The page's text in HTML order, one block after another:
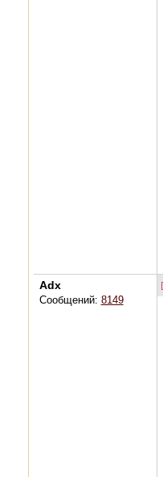
Adx
Сообщений: 8149